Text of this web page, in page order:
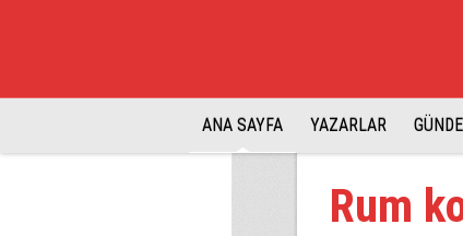
ANA SAYFA YAZARLAR
Rum